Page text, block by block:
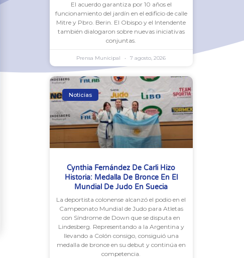
El acuerdo garantiza por 10 años el
funcionamiento del jardín en el edificio de calle
Mitre y Pbro. Berin. El Obispo y el Intendente
también dialogaron sobre nuevas iniciativas
conjuntas.
Prensa Municipal 7 agosto, 2026
Noticias
Cynthia Fernández De Carli Hizo
Historia: Medalla De Bronce En El
Mundial De Judo En Suecia
La deportista colonense alcanzó el podio en el
Campeonato Mundial de Judo para Atletas
con Síndrome de Down que se disputa en
Lindesberg. Representando a la Argentina y
llevando a Colón consigo, consiguió una
medalla de bronce en su debut y continúa en
competencia.